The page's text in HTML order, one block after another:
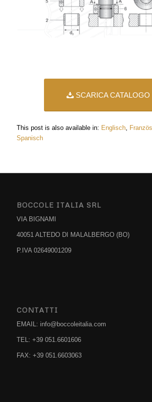
SCARICA CATALOGO
This post is also available in: Englisch
Spanisch
BOCCOLE ITALIA SRL
VIA BIGNAMI
40051 ALTEDO DI MALALBERGO (BO)
P.IVA 02649001209
CONTATTI
EMAIL: info@boccoleitalia.com
TEL: +39 051.6601606
FAX: +39 051.6603063